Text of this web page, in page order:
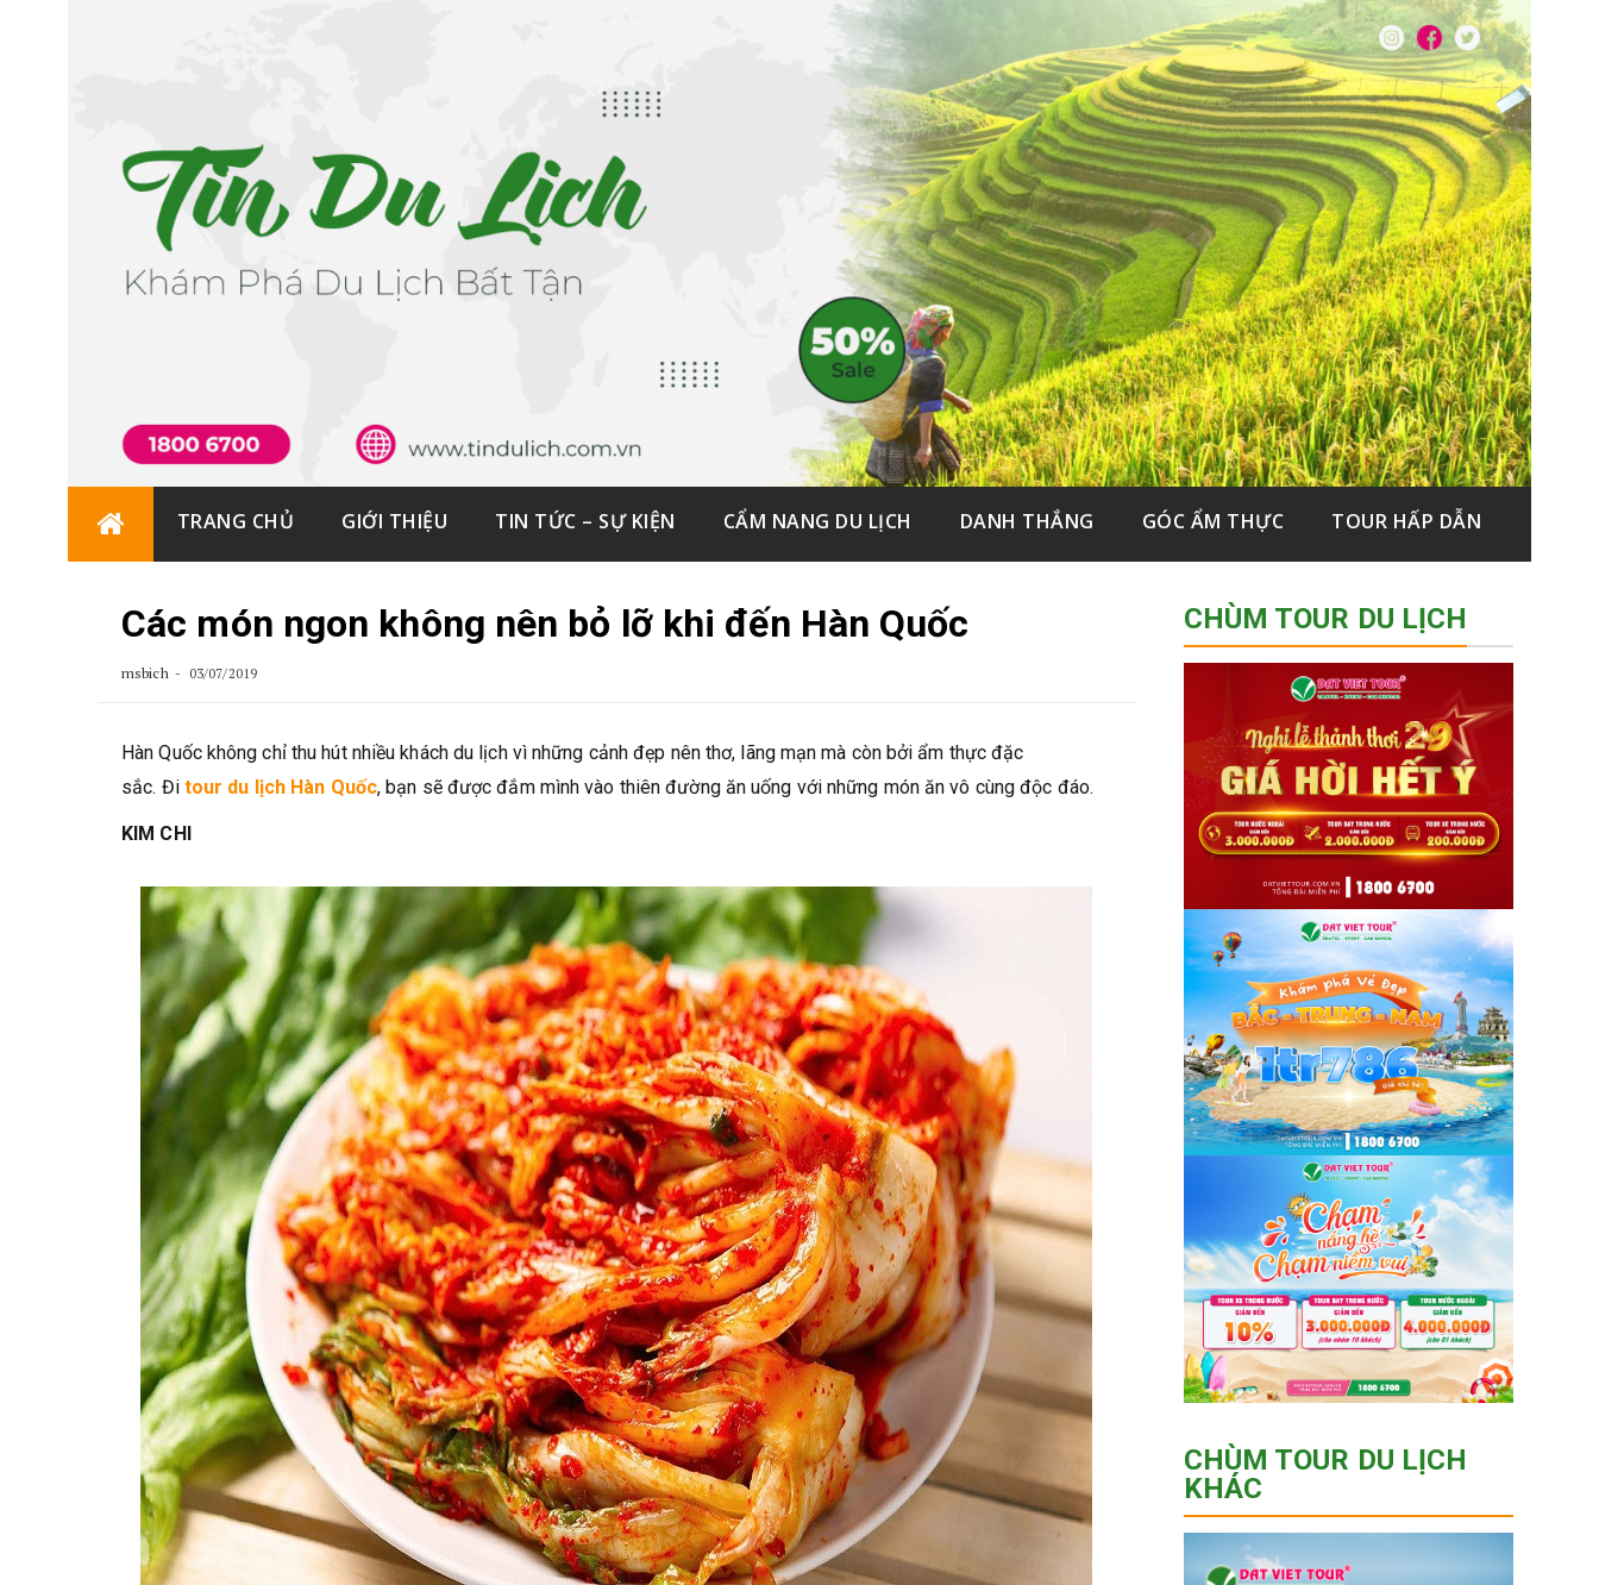
TRANG CHỦ GIỚI THIỆU TIN TỨC – SỰ KIỆN CẨM NANG DU LỊCH DANH THẮNG GÓC ẨM THỰC TOUR HẤP DẪN
Các món ngon không nên bỏ lỡ khi đến Hàn Quốc
msbich 03/07/2019
Hàn Quốc không chỉ thu hút nhiều khách du lịch vì những cảnh đẹp nên thơ, lãng mạn mà còn bởi ẩm thực đặc
sắc. Đi tour du lịch Hàn Quốc, bạn sẽ được đắm mình vào thiên đường ăn uống với những món ăn vô cùng độc đáo.
KIM CHI
CHÙM TOUR DU LỊCH
CHÙM TOUR DU LỊCH
KHÁC